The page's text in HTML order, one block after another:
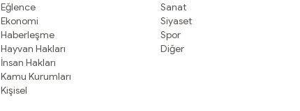
Eğlence
Ekonomi
Haberleşme
Hayvan Hakları
İnsan Hakları
Kamu Kurumları
Kişisel
Sanat
Siyaset
Spor
Diğer